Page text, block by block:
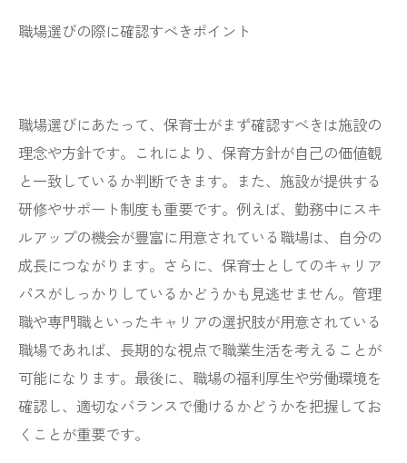
職場選びの際に確認すべきポイント
職場選びにあたって、保育士がまず確認すべきは施設の
理念や方針です。これにより、保育方針が自己の価値観
と一致しているか判断できます。また、施設が提供する
研修やサポート制度も重要です。例えば、勤務中にスキ
ルアップの機会が豊富に用意されている職場は、自分の
成長につながります。さらに、保育士としてのキャリア
パスがしっかりしているかどうかも見逃せません。管理
職や専門職といったキャリアの選択肢が用意されている
職場であれば、長期的な視点で職業生活を考えることが
可能になります。最後に、職場の福利厚生や労働環境を
確認し、適切なバランスで働けるかどうかを把握してお
くことが重要です。